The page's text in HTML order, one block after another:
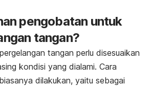
pengobatan untuk
tangan?
tangan perlu disesuaikan
kondisi yang dialami. Cara
dilakukan, yaitu sebagai